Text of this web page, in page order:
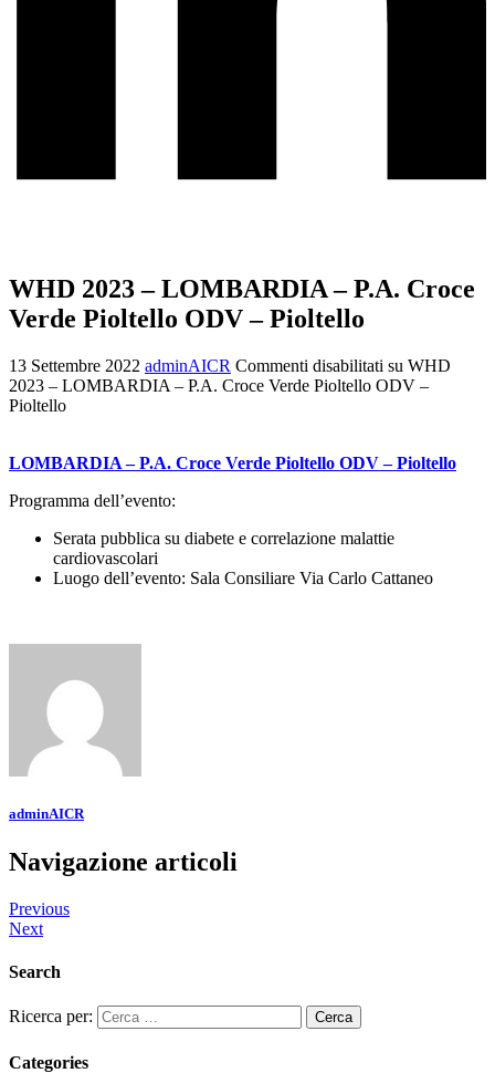
WHD 2023 – LOMBARDIA – P.A. Croce
Verde Pioltello ODV – Pioltello
13 Settembre 2022 adminAICR Commenti disabilitati su WHD
2023 – LOMBARDIA – P.A. Croce Verde Pioltello ODV –
Pioltello
LOMBARDIA – P.A. Croce Verde Pioltello ODV – Pioltello
Programma dell’evento:
Serata pubblica su diabete e correlazione malattie
cardiovascolari
Luogo dell’evento: Sala Consiliare Via Carlo Cattaneo
adminAICR
Navigazione articoli
Previous
Next
Search
Ricerca per:
Categories